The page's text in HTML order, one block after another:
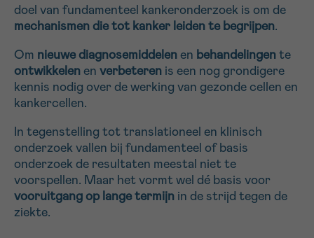
doel van fundamenteel kankeronderzoek is om de
mechanismen die tot kanker leiden te begrijpen.
Om nieuwe diagnosemiddelen en behandelingen te
ontwikkelen en verbeteren is een nog grondigere
kennis nodig over de werking van gezonde cellen en
kankercellen.
In tegenstelling tot translationeel en klinisch
onderzoek vallen bij fundamenteel of basis
onderzoek de resultaten meestal niet te
voorspellen. Maar het vormt wel dé basis voor
vooruitgang op lange termijn in de strijd tegen de
ziekte.
VOORNAAM
MIJN VRAAG
16h-18h
Verder